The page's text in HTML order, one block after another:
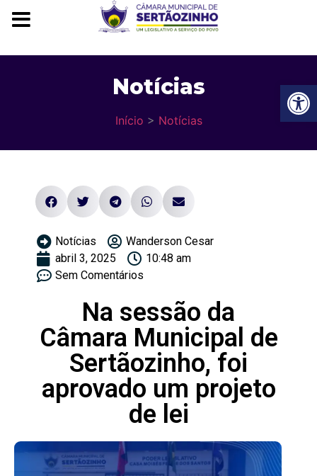
Notícias
Início > Notícias
Notícias
Wanderson Cesar
abril 3, 2025
10:48 am
Sem Comentários
Na sessão da
Câmara Municipal de
Sertãozinho, foi
aprovado um projeto
de lei